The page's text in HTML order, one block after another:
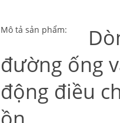
Mô tả sản phẩm:
đường ống
động điều